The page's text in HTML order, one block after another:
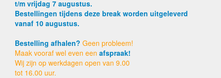
t/m vrijdag 7 augustus.
Bestellingen tijdens deze break worden uitgeleverd
vanaf 10 augustus.
Bestelling afhalen? Geen probleem!
Maak vooraf wel even een afspraak!
Wij zijn op werkdagen open van 9.00
tot 16.00 uur.